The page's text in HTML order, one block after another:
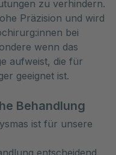
zu verhindern.
Präzision und wird
bei
wenn das
aufweist, die für
geeignet ist.
Behandlung
ist für unsere